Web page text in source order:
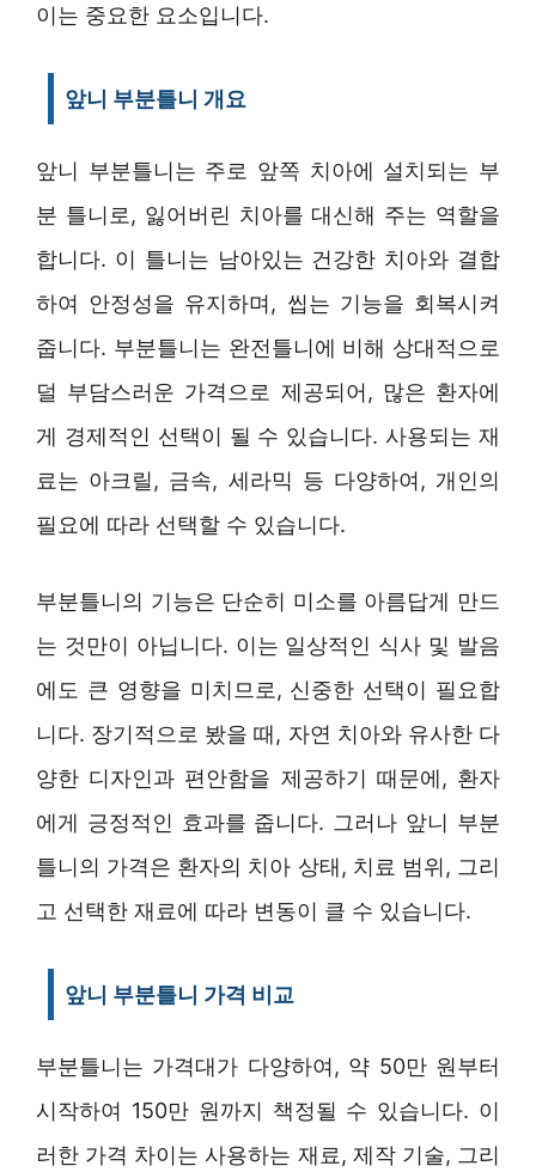
이는 중요한 요소입니다.
앞니 부분틀니 개요
앞니 부분틀니는 주로 앞쪽 치아에 설치되는 부
분 틀니로, 잃어버린 치아를 대신해 주는 역할을
합니다. 이 틀니는 남아있는 건강한 치아와 결합
하여 안정성을 유지하며, 씹는 기능을 회복시켜
줍니다. 부분틀니는 완전틀니에 비해 상대적으로
덜 부담스러운 가격으로 제공되어, 많은 환자에
게 경제적인 선택이 될 수 있습니다. 사용되는 재
료는 아크릴, 금속, 세라믹 등 다양하여, 개인의
필요에 따라 선택할 수 있습니다.
부분틀니의 기능은 단순히 미소를 아름답게 만드
는 것만이 아닙니다. 이는 일상적인 식사 및 발음
에도 큰 영향을 미치므로, 신중한 선택이 필요합
니다. 장기적으로 봤을 때, 자연 치아와 유사한 다
양한 디자인과 편안함을 제공하기 때문에, 환자
에게 긍정적인 효과를 줍니다. 그러나 앞니 부분
틀니의 가격은 환자의 치아 상태, 치료 범위, 그리
고 선택한 재료에 따라 변동이 클 수 있습니다.
앞니 부분틀니 가격 비교
부분틀니는 가격대가 다양하여, 약 50만 원부터
시작하여 150만 원까지 책정될 수 있습니다. 이
러한 가격 차이는 사용하는 재료, 제작 기술, 그리